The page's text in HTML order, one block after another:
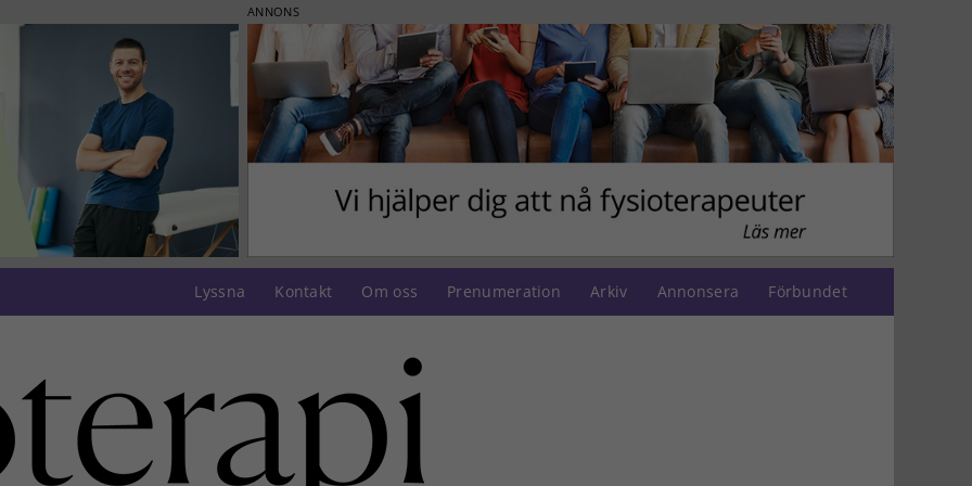
ANNONS
Lyssna Kontakt Om oss Prenumeration Arkiv Annonsera Förbundet